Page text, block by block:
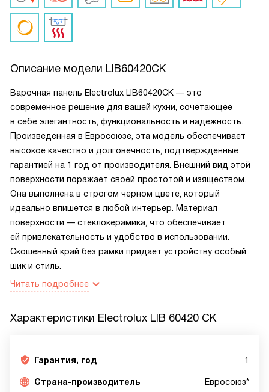
Описание модели LIB60420CK
Варочная панель Electrolux LIB60420CK — это
современное решение для вашей кухни, сочетающее
в себе элегантность, функциональность и надежность.
Произведенная в Евросоюзе, эта модель обеспечивает
высокое качество и долговечность, подтвержденные
гарантией на 1 год от производителя. Внешний вид этой
поверхности поражает своей простотой и изяществом.
Она выполнена в строгом черном цвете, который
идеально впишется в любой интерьер. Материал
поверхности — стеклокерамика, что обеспечивает
ей привлекательность и удобство в использовании.
Скошенный край без рамки придает устройству особый
шик и стиль.
Читать подробнее
Характеристики Electrolux LIB 60420 CK
Гарантия, год 1
Страна-производитель Евросоюз*